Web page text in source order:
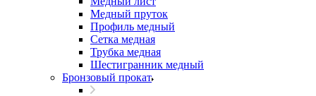
Медный пруток
Профиль медный
Сетка медная
Трубка медная
Шестигранник медный
Бронзовый прокат